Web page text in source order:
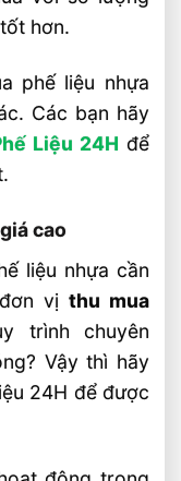
hơn.
phế liệu nhựa
Các bạn hãy
Liệu 24H để
cao
liệu nhựa cần
đơn vịthu mua
trình chuyên
Vậy thì hãy
24H để được